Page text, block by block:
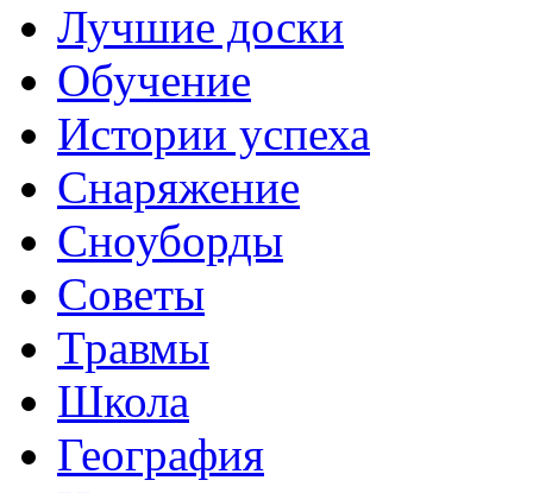
Лучшие доски
Обучение
Истории успеха
Снаряжение
Сноуборды
Советы
Травмы
Школа
География